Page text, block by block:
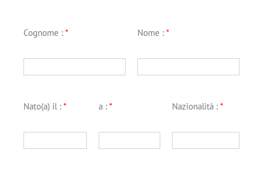
Cognome : * Nome : *
Nato(a) il : * a : * Nazionalità : *